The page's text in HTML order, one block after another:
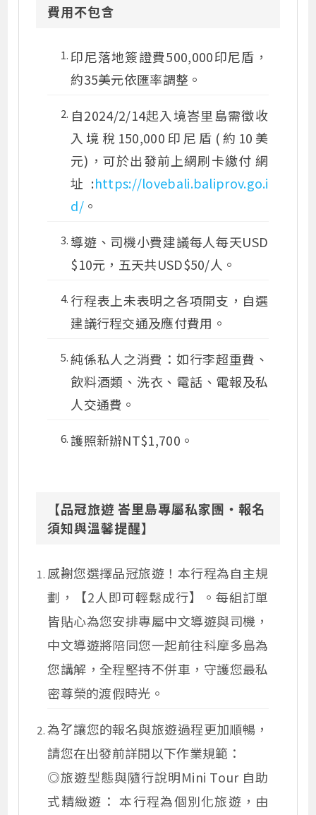
費用不包含
印尼落地簽證費500,000印尼盾，
約35美元依匯率調整。
自2024/2/14起入境峇里島需徵收
入境稅150,000印尼盾(約10美
元)，可於出發前上網刷卡繳付 網
址:https://lovebali.baliprov.go.i
d/。
導遊、司機小費建議每人每天USD
$10元，五天共USD$50/人。
行程表上未表明之各項開支，自選
建議行程交通及應付費用。
純係私人之消費：如行李超重費、
飲料酒類、洗衣、電話、電報及私
人交通費。
護照新辦NT$1,700。
【品冠旅遊 峇里島專屬私家團・報名
須知與溫馨提醒】
感謝您選擇品冠旅遊！本行程為自主規
劃，【2人即可輕鬆成行】。每組訂單
皆貼心為您安排專屬中文導遊與司機，
中文導遊將陪同您一起前往科摩多島為
您講解，全程堅持不併車，守護您最私
密尊榮的渡假時光。
為了讓您的報名與旅遊過程更加順暢，
請您在出發前詳閱以下作業規範：
◎旅遊型態與隨行說明Mini Tour 自助
式精緻遊： 本行程為個別化旅遊，由